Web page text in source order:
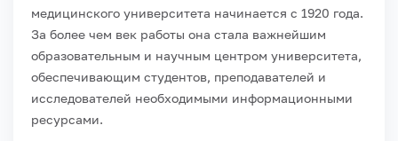
медицинского университета начинается с 1920 года.
За более чем век работы она стала важнейшим
образовательным и научным центром университета,
обеспечивающим студентов, преподавателей и
исследователей необходимыми информационными
ресурсами.